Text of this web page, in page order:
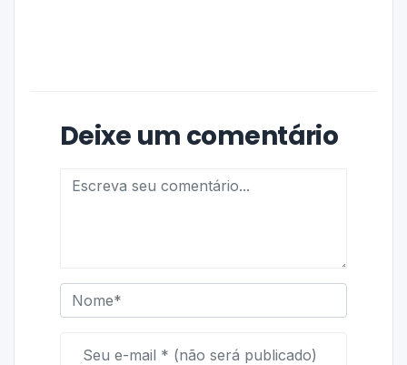
Deixe um comentário